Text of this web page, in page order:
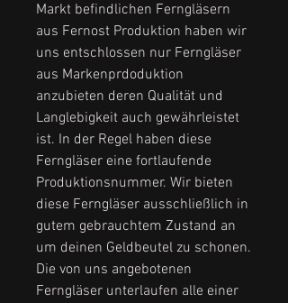
Markt befindlichen Ferngläsern
aus Fernost Produktion haben wir
uns entschlossen nur Ferngläser
aus Markenprdoduktion
anzubieten deren Qualität und
Langlebigkeit auch gewährleistet
ist. In der Regel haben diese
Ferngläser eine fortlaufende
Produktionsnummer. Wir bieten
diese Ferngläser ausschließlich in
gutem gebrauchtem Zustand an
um deinen Geldbeutel zu schonen.
Die von uns angebotenen
Ferngläser unterlaufen alle einer